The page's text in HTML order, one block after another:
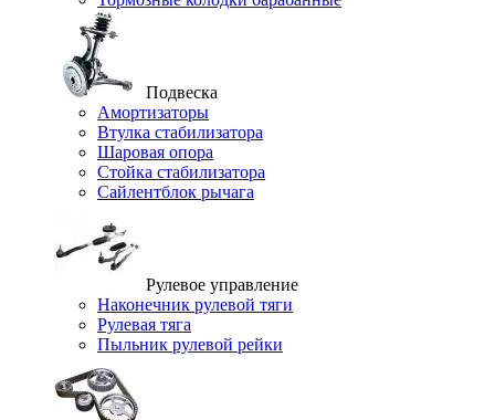
Подвеска
Амортизаторы
Втулка стабилизатора
Шаровая опора
Стойка стабилизатора
Сайлентблок рычага
Рулевое управление
Наконечник рулевой тяги
Рулевая тяга
Пыльник рулевой рейки